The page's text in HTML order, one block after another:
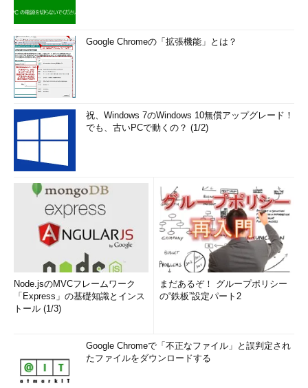
Google Chromeの「拡張機能」とは？
祝、Windows 7のWindows 10無償アップグレード！
でも、古いPCで動くの？ (1/2)
Node.jsのMVCフレームワーク
「Express」の基礎知識とインス
トール (1/3)
まだあるぞ！ グループポリシー
の“鉄板”設定パート2
Google Chromeで「不正なファイル」と誤判定され
たファイルをダウンロードする